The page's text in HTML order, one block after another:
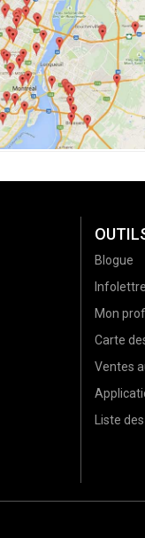
Blogue
Infolettre
Mon
Carte
Ventes
Liste